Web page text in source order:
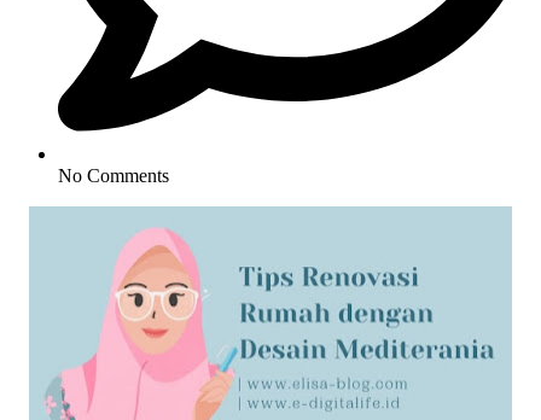
No Comments